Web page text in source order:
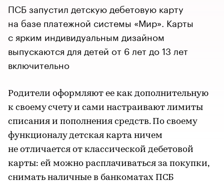
ПСБ запустил детскую дебетовую карту
на базе платежной системы «Мир». Карты
с ярким индивидуальным дизайном
выпускаются для детей от 6 лет до 13 лет
включительно
Родители оформляют ее как дополнительную
к своему счету и сами настраивают лимиты
списания и пополнения средств. По своему
функционалу детская карта ничем
не отличается от классической дебетовой
карты: ей можно расплачиваться за покупки,
снимать наличные в банкоматах ПСБ